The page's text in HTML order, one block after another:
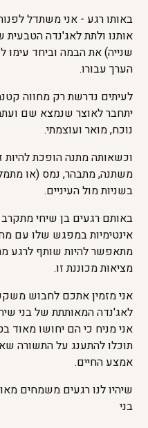
באותו רגע - אני משתדל
אותנו ולתת לאג'נדה
שנייה) את הבמה וביחד עימו
הערך עבורו.
לעיתים נדרשת רק מחווה
יתחבר לאוצר שנמצא שם
נוכח, מואר ועוצמתי.
וכשאותה מתנה הופכת להיות
משתנה, מתבהר, נמס (או
בשניות מול העיניים.
באותם רגעים בן שיחי
אינטימיות במפגש שלו עם
מתאפשר להיות שותף לרגע
מציאות מכוננת זו.
אני מזמין אתכם לחבוש
לאג'נדה המאותתת של בני
אני מניח כי הם יחושו
תוכלו להתענג על התשורה
אמצע החיים.
שיהיו לנו רגעים משמחים
בני